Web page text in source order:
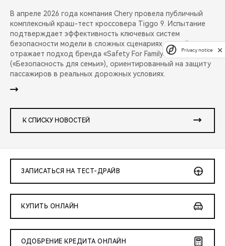
В апреле 2026 года компания Chery провела публичный
комплексный краш-тест кроссовера Tiggo 9. Испытание
подтверждает эффективность ключевых систем
безопасности модели в сложных сценариях аварий и
отражает подход бренда «Safety For Family»
(«Безопасность для семьи»), ориентированный на защиту
пассажиров в реальных дорожных условиях.
К СПИСКУ НОВОСТЕЙ
ЗАПИСАТЬСЯ НА ТЕСТ-ДРАЙВ
КУПИТЬ ОНЛАЙН
ОДОБРЕНИЕ КРЕДИТА ОНЛАЙН
Privacy notice